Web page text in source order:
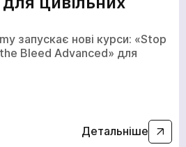
запускає нові курси: «Stop
Bleed Advanced» для
Детальніше